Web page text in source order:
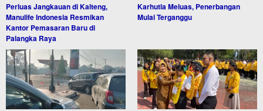
Perluas Jangkauan di Kalteng,
Manulife Indonesia Resmikan
Kantor Pemasaran Baru di
Palangka Raya
Karhutla Meluas, Penerbangan
Mulai Terganggu